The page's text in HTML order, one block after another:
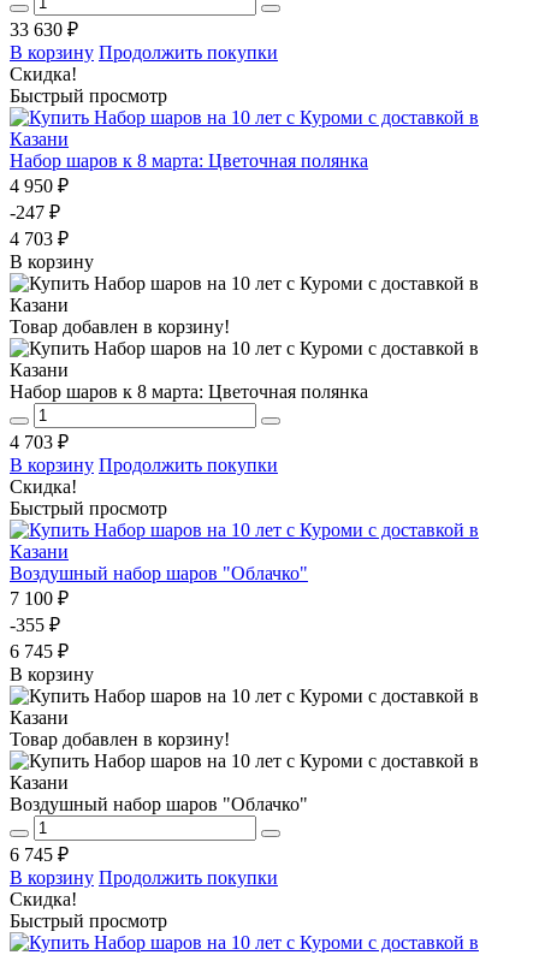
33 630 ₽
В корзину Продолжить покупки
Скидка!
Быстрый просмотр
Набор шаров к 8 марта: Цветочная полянка
4 950 ₽
-247 ₽
4 703 ₽
В корзину
Товар добавлен в корзину!
Набор шаров к 8 марта: Цветочная полянка
4 703 ₽
В корзину Продолжить покупки
Скидка!
Быстрый просмотр
Воздушный набор шаров "Облачко"
7 100 ₽
-355 ₽
6 745 ₽
В корзину
Товар добавлен в корзину!
Воздушный набор шаров "Облачко"
6 745 ₽
В корзину Продолжить покупки
Скидка!
Быстрый просмотр